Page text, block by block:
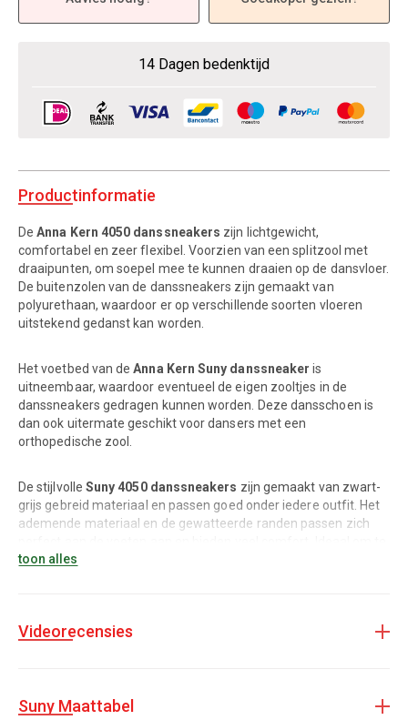
14 Dagen bedenktijd
Productinformatie
DeAnna Kern 4050 danssneakers zijn lichtgewicht,
comfortabel en zeer flexibel. Voorzien van een splitzool met
draaipunten, om soepel mee te kunnen draaien op de dansvloer.
De buitenzolen van de danssneakers zijn gemaakt van
polyurethaan, waardoor er op verschillende soorten vloeren
uitstekend gedanst kan worden.
Het voetbed van deAnna Kern Suny danssneaker is
uitneembaar, waardoor eventueel de eigen zooltjes in de
danssneakers gedragen kunnen worden. Deze dansschoen is
dan ook uitermate geschikt voor dansers met een
orthopedische zool.
De stijlvolle Suny 4050 danssneakers zijn gemaakt van zwart-
grijs gebreid materiaal en passen goed onder iedere outfit. Het
ademende materiaal en de gewatteerde randen passen zich
dragen als trainingsmodel voor onder andere Salsa, Latin,
Kleur: Zwart-grijs
Materiaal: Licht gebreid materiaal
Geschikt voor dansstijlen als Salsa, Latin en Jazz
toon alles
Videorecensies
Suny Maattabel